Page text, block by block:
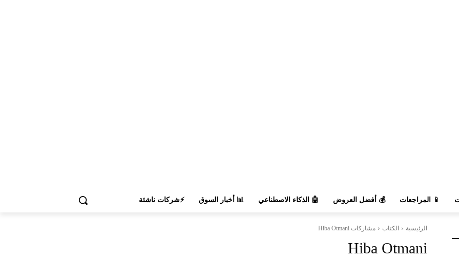
📱 المراجعات 💰 أفضل العروض 🤖 الذكاء الاصطناعي 📊 أخبار السوق ⚡شركات ناشئة
الرئيسية الكتاب مشاركات Hiba Otmani
Hiba Otmani